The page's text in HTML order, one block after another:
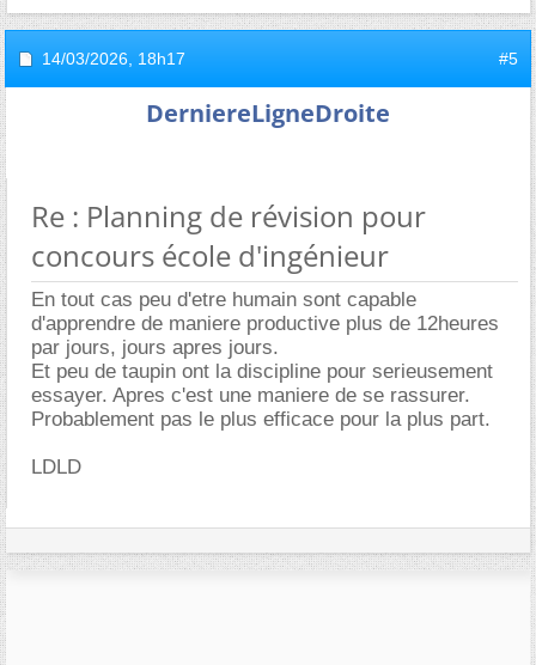
14/03/2026, 18h17 #5
DerniereLigneDroite
Re : Planning de révision pour
concours école d'ingénieur
En tout cas peu d'etre humain sont capable
d'apprendre de maniere productive plus de 12heures
par jours, jours apres jours.
Et peu de taupin ont la discipline pour serieusement
essayer. Apres c'est une maniere de se rassurer.
Probablement pas le plus efficace pour la plus part.
LDLD